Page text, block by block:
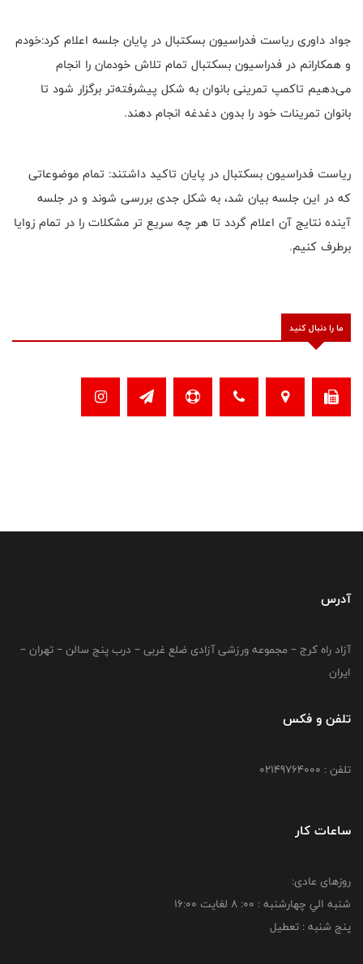
جواد داوری ریاست فدراسیون بسکتبال در پایان جلسه اعلام کرد:خودم
و همکارانم در فدراسیون بسکتبال تمام تلاش خودمان را انجام
می‌دهیم تاکمپ تمرینی بانوان به شکل پیشرفته‌تر برگزار شود تا
بانوان تمرینات خود را بدون دغدغه انجام دهند.
ریاست فدراسیون بسکتبال در پایان تاکید داشتند: تمام موضوعاتی
که در این جلسه بیان شد، به شکل جدی بررسی شوند و در جلسه
آینده نتایج آن اعلام گردد تا هر چه سریع تر مشکلات را در تمام زوایا
برطرف کنیم.
ما را دنبال کنید
آدرس
آزاد راه کرج – مجموعه ورزشی آزادی ضلع غربی – درب پنج سالن – تهران –
ایران
تلفن و فکس
تلفن : 02149764000
ساعات کار
روزهای عادی:
شنبه الي چهارشنبه : 00: 8 لغايت 16:00
پنج شنبه : تعطیل